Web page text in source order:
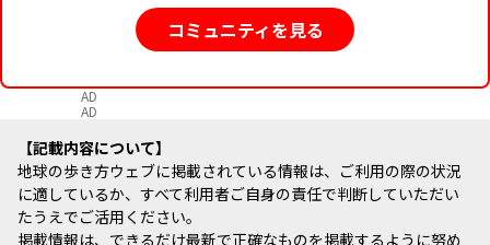
コミュニティを見る
AD
AD
記載内容について
地球の歩き方ウェブに掲載されている情報は、ご利用の際の状況
に適しているか、すべて利用者ご自身の責任で判断していただい
たうえでご活用ください。
掲載情報は、できるだけ最新で正確なものを掲載するように努め